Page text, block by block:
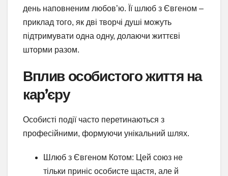
день наповненим любов’ю. Її шлюб з Євгеном –
приклад того, як дві творчі душі можуть
підтримувати одна одну, долаючи життєві
шторми разом.
Вплив особистого життя на
кар’єру
Особисті події часто перетинаються з
професійними, формуючи унікальний шлях.
Шлюб з Євгеном Котом: Цей союз не
тільки приніс особисте щастя, але й